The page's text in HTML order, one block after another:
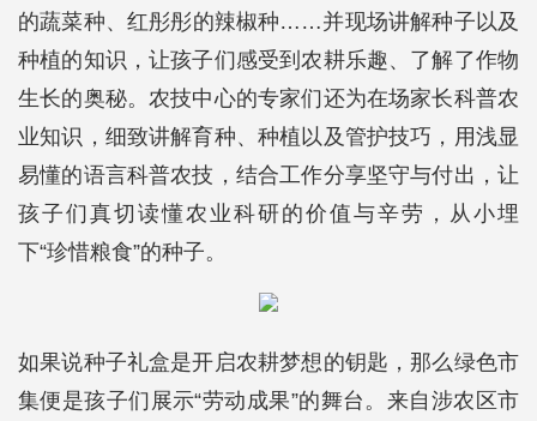
的蔬菜种、红彤彤的辣椒种……并现场讲解种子以及
种植的知识，让孩子们感受到农耕乐趣、了解了作物
生长的奥秘。农技中心的专家们还为在场家长科普农
业知识，细致讲解育种、种植以及管护技巧，用浅显
易懂的语言科普农技，结合工作分享坚守与付出，让
孩子们真切读懂农业科研的价值与辛劳，从小埋
下“珍惜粮食”的种子。
如果说种子礼盒是开启农耕梦想的钥匙，那么绿色市
集便是孩子们展示“劳动成果”的舞台。来自涉农区市